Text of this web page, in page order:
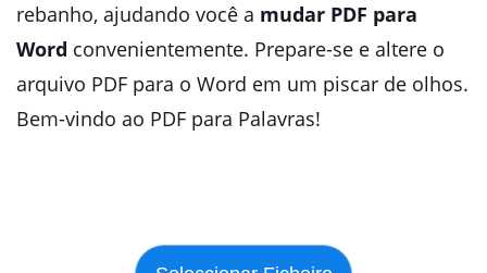
rebanho, ajudando você a mudar PDF para
Word convenientemente. Prepare-se e altere o
arquivo PDF para o Word em um piscar de olhos.
Bem-vindo ao PDF para Palavras!